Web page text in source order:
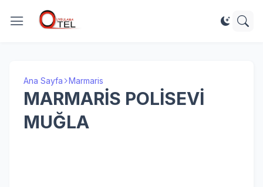
Ana Sayfa Marmaris
MARMARİS POLİSEVİ
MUĞLA